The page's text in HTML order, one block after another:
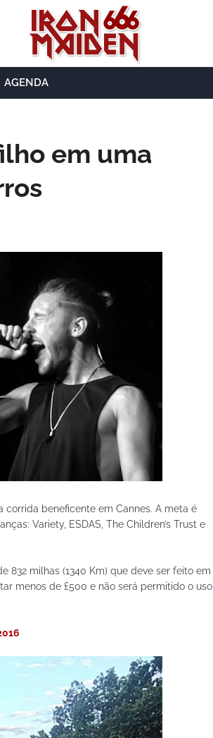
AGENDA
em uma
corrida beneficente em Cannes. A meta é
Variety, ESDAS, The Children’s Trust e
832 milhas (1340 Km) que deve ser feito em
menos de £500 e não será permitido o uso